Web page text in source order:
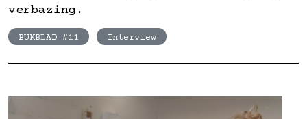
verbazing.
BUKBLAD #11 Interview